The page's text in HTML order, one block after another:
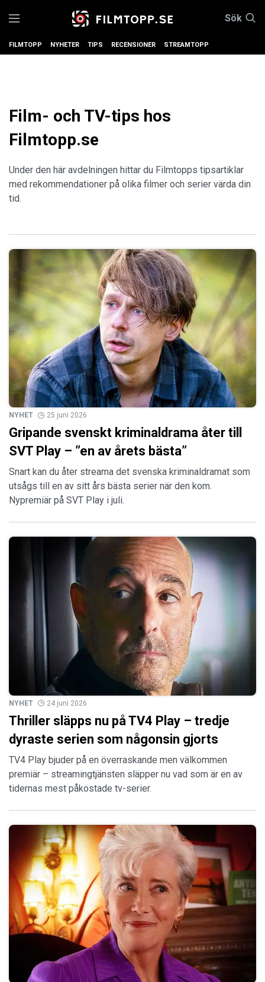
Sök
FILMTOPP NYHETER TIPS RECENSIONER STREAMTOPP
Film- och TV-tips hos
Filmtopp.se
Under den här avdelningen hittar du Filmtopps tipsartiklar
med rekommendationer på olika filmer och serier värda din
tid.
NYHET 25 juni 2026
Gripande svenskt kriminaldrama åter till
SVT Play – ”en av årets bästa”
Snart kan du åter streama det svenska kriminaldramat som
utsågs till en av sitt års bästa serier när den kom.
Nypremiär på SVT Play i juli.
NYHET 24 juni 2026
Thriller släpps nu på TV4 Play – tredje
dyraste serien som någonsin gjorts
TV4 Play bjuder på en överraskande men välkommen
premiär – streamingtjänsten släpper nu vad som är en av
tidernas mest påkostade tv-serier.